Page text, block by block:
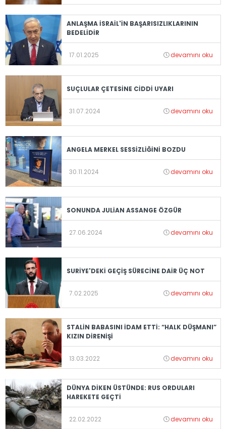
ANLAŞMA İSRAİL'İN BAŞARISIZLIKLARININ
BEDELİDİR
17.01.2025 devamını oku
SUÇLULAR ÇETESİNE CİDDİ UYARI
31.07.2024 devamını oku
ANGELA MERKEL SESSİZLİĞİNİ BOZDU
30.11.2024 devamını oku
SONUNDA JULİAN ASSANGE ÖZGÜR
27.06.2024 devamını oku
SURİYE'DEKİ GEÇİŞ SÜRECİNE DAİR ÜÇ NOT
7.02.2025 devamını oku
STALİN BABASINI İDAM ETTİ: “HALK DÜŞMANI”
KIZIN DİRENİŞİ
13.03.2022 devamını oku
DÜNYA DİKEN ÜSTÜNDE: RUS ORDULARI
HAREKETE GEÇTİ
22.02.2022 devamını oku